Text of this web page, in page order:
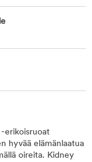
erikoisruoat
hyvää elämänlaatua
oireita. Kidney